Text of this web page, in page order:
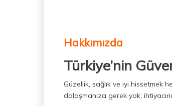
Hakkımızda
Türkiye’nin
Güzellik, sağlık ve iyi hissetmek
dolaşmanıza gerek yok;